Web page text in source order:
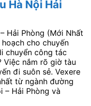
Hà Nội Hải
Hải Phòng (Mới Nhất
cho chuyến
chuyển công tác
Việc nắm rõ giờ tàu
đi suôn sẻ. Vexere
từ ngành đường
– Hải Phòng và